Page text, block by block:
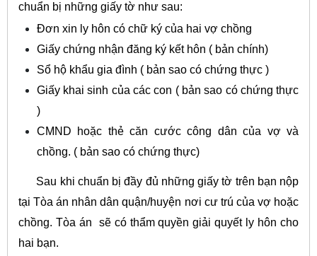
chuẩn bị những giấy tờ như sau:
Đơn xin ly hôn có chữ ký của hai vợ chồng
Giấy chứng nhận đăng ký kết hôn ( bản chính)
Sổ hộ khẩu gia đình ( bản sao có chứng thực )
Giấy khai sinh của các con ( bản sao có chứng thực
)
CMND hoặc thẻ căn cước công dân của vợ và
chồng. ( bản sao có chứng thực)
Sau khi chuẩn bị đầy đủ những giấy tờ trên bạn nộp
tại Tòa án nhân dân quận/huyện nơi cư trú của vợ hoặc
chồng. Tòa án sẽ có thẩm quyền giải quyết ly hôn cho
hai bạn.